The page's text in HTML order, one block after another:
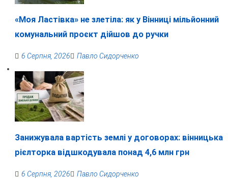
«Моя Ластівка» не злетіла: як у Вінниці мільйонний
комунальний проєкт дійшов до ручки
6 Серпня, 2026 Павло Сидорченко
Занижувала вартість землі у договорах: вінницька
рієлторка відшкодувала понад 4,6 млн грн
6 Серпня, 2026 Павло Сидорченко